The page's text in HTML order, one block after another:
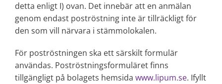
detta enligt I) ovan. Det innebär att en anmälan
genom endast poströstning inte är tillräckligt för
den som vill närvara i stämmolokalen.
För poströstningen ska ett särskilt formulär
användas. Poströstningsformuläret finns
tillgängligt på bolagets hemsida www.lipum.se. Ifyllt